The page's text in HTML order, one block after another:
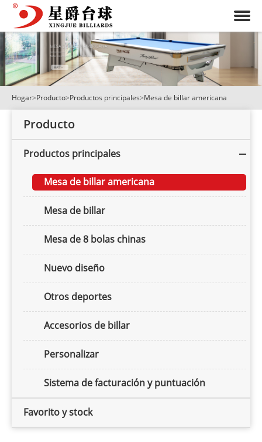
Hogar> Producto> Productos principales> Mesa de billar americana
Producto
Productos principales
Mesa de billar americana
Mesa de billar
Mesa de 8 bolas chinas
Nuevo diseño
Otros deportes
Accesorios de billar
Personalizar
Sistema de facturación y puntuación
Favorito y stock